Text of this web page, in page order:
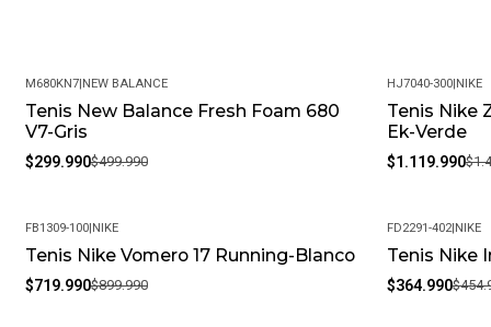
-40%
M680KN7|NEW BALANCE
Tenis New Balance Fresh Foam 680
V7-Gris
$299.990$499.990
-25%
HJ7040-300|NIKE
Tenis Nike
Ek-Verde
$1.119.990
-20%
FB1309-100|NIKE
Tenis Nike Vomero 17 Running-Blanco
$719.990$899.990
-20%
FD2291-402|NIKE
Tenis Nike
$364.990